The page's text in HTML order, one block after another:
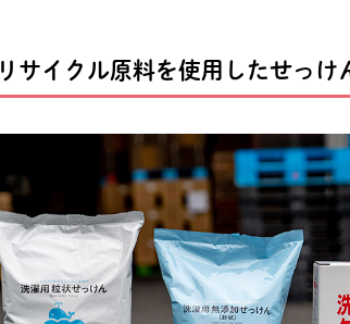
リサイクル原料を使用したせっけ